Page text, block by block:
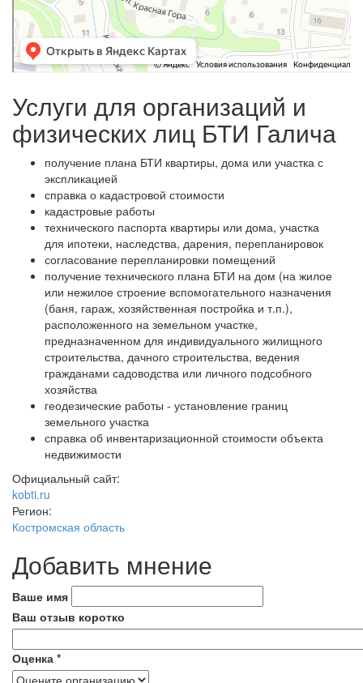
Услуги для организаций и
физических лиц БТИ Галича
получение плана БТИ квартиры, дома или участка с
экспликацией
справка о кадастровой стоимости
кадастровые работы
технического паспорта квартиры или дома, участка
для ипотеки, наследства, дарения, перепланировок
согласование перепланировки помещений
получение технического плана БТИ на дом (на жилое
или нежилое строение вспомогательного назначения
(баня, гараж, хозяйственная постройка и т.п.),
расположенного на земельном участке,
предназначенном для индивидуального жилищного
строительства, дачного строительства, ведения
гражданами садоводства или личного подсобного
хозяйства
геодезические работы - установление границ
земельного участка
справка об инвентаризационной стоимости объекта
недвижимости
Официальный сайт:
kobti.ru
Регион:
Костромская область
Добавить мнение
Ваше имя
Ваш отзыв коротко
Оценка *